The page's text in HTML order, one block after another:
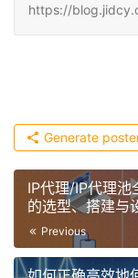
https://
Generate
IP代理/IP代理池
的选型、搭建与
Previous